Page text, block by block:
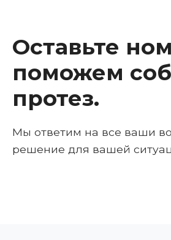
Оставьте
поможем
протез.
Мы ответим на все ваши
решение для вашей